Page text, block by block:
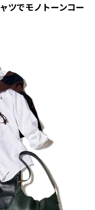
ツでモノトーンコー